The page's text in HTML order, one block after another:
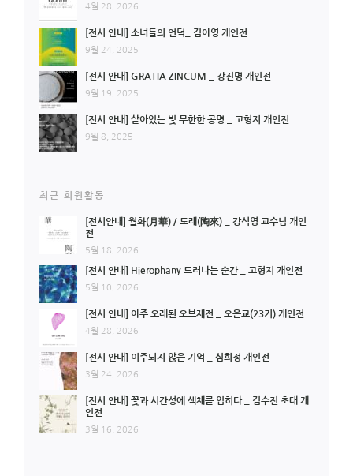
4월 28, 2026
[전시 안내] 소녀들의 언덕_ 김아영 개인전
9월 24, 2025
[전시 안내] GRATIA ZINCUM _ 강진명 개인전
9월 19, 2025
[전시 안내] 살아있는 빛 무한한 공명 _ 고형지 개인전
9월 8, 2025
최근 회원활동
[전시안내] 월화(月華) / 도래(陶來) _ 강석영 교수님 개인
전
5월 18, 2026
[전시 안내] Hierophany 드러나는 순간 _ 고형지 개인전
5월 10, 2026
[전시 안내] 아주 오래된 오브제전 _ 오은교(23기) 개인전
4월 28, 2026
[전시 안내] 이주되지 않은 기억 _ 심희정 개인전
3월 24, 2026
[전시 안내] 꽃과 시간성에 색채를 입히다 _ 김수진 초대 개
인전
3월 16, 2026